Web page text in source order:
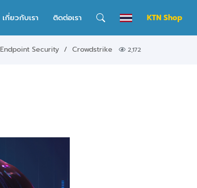
เกี่ยวกับเรา ติดต่อเรา KTN Shop
Endpoint Security Crowdstrike 2,172